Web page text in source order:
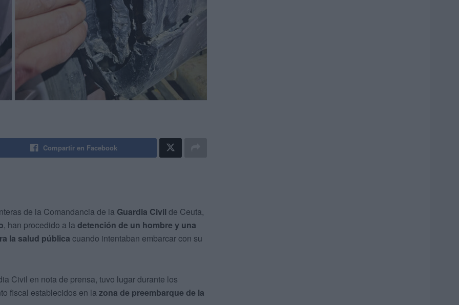
Compartir en Facebook
de la Comandancia de la Guardia Civil de Ceuta,
, han procedido a la detención de un hombre y una
la salud pública cuando intentaban embarcar con su
Civil en nota de prensa, tuvo lugar durante los
fiscal establecidos en la zona de preembarque de la